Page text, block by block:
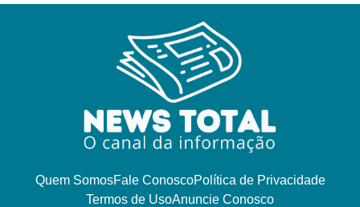
Quem SomosFale ConoscoPolítica de Privacidade
Termos de UsoAnuncie Conosco